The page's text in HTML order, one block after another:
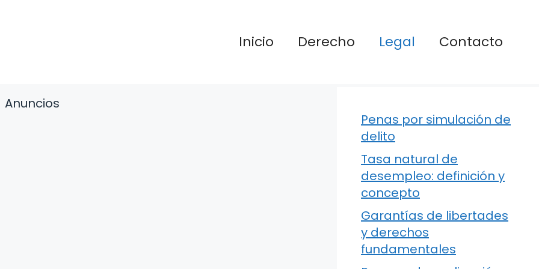
Inicio Derecho Legal Contacto
Anuncios
Penas por simulación de
delito
Tasa natural de
desempleo: definición y
concepto
Garantías de libertades
y derechos
fundamentales